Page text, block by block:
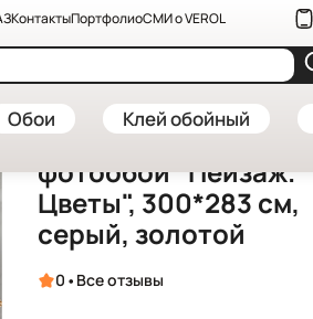
КонтактыПортфолиоСМИ о VEROL
Обои Клей обойный
магазине VEROL—Флизелиновые
Артикул: 586-ФФО-06094
Флизелиновые
фотообои "Пейзаж.
Цветы", 300*283 см,
серый, золотой
0 • Все отзывы